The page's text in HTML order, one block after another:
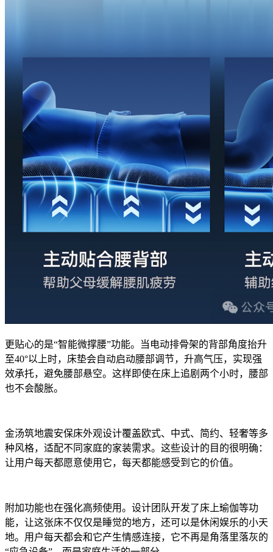
更贴心的是“智能微撑腰”功能。当电动排骨架的背部角度抬升
至40°以上时，床垫会自动启动腰部调节，升高气压，实现强
效承托，避免腰部悬空。这样即使在床上追剧两个小时，腰部
也不会酸胀。
金汤筑地震安保床外观设计覆盖欧式、中式、简约、轻奢等多
种风格，适配不同家庭的家装需求。这些设计的目的很明确：
让用户每天都愿意使用它，每天都能感受到它的价值。
附加功能也在强化高频使用。设计团队开发了床上瑜伽等功
能，让这张床不仅仅是睡觉的地方，还可以是休闲娱乐的小天
地。用户每天都会和它产生情感连接，它不再是角落里落灰的